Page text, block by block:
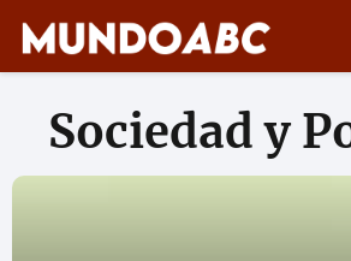
Sociedad y